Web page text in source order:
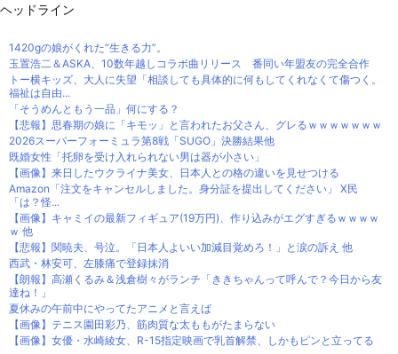
ヘッドライン
1420gの娘がくれた“生きる力”。
玉置浩二＆ASKA、10数年越しコラボ曲リリース 番同い年盟友の完全合作
トー横キッズ、大人に失望「相談しても具体的に何もしてくれなくて傷つく。
福祉は自由...
「そうめんともう一品」何にする？
【悲報】思春期の娘に「キモッ」と言われたお父さん、グレるｗｗｗｗｗｗｗ
2026スーパーフォーミュラ第8戦「SUGO」決勝結果他
既婚女性「托卵を受け入れられない男は器が小さい」
【画像】来日したウクライナ美女、日本人との格の違いを見せつける
Amazon「注文をキャンセルしました。身分証を提出してください」 X民
「は？怪...
【画像】キャミイの最新フィギュア(19万円)、作り込みがエグすぎるｗｗｗｗ
ｗ 他
【悲報】関暁夫、号泣。「日本人よいい加減目覚めろ！」と涙の訴え 他
西武・林安可、左膝痛で登録抹消
【朗報】高瀬くるみ＆浅倉樹々がランチ「ききちゃんって呼んで？今日から友
達ね！」
夏休みの午前中にやってたアニメと言えば
【画像】テニス園田彩乃、筋肉質な太ももがたまらない
【画像】女優・水崎綾女、R-15指定映画で乳首解禁、しかもピンと立ってる